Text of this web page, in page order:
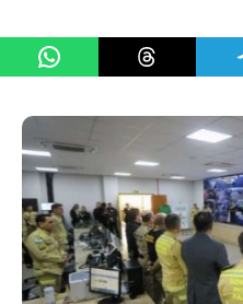
Share on WhatsApp
Share on